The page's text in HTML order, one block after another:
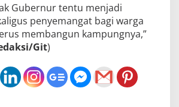
Gubernur tentu menjadi
penyemangat bagi warga
membangun kampungnya,”
Git)